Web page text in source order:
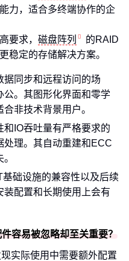
力，适合多终端协作的企
要求， 磁盘阵列
的RAID
稳定的存储解决方案。
据同步和远程访问的场
公。其图形化界面和零学
非技术背景用户。
IO吞吐量有严格要求的
处理。其自动重建和ECC
础设施的兼容性以及后续
配置和长期使用上会有
容易被忽略却至关重要？
实际使用中需要额外配置